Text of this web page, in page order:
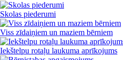
Skolas piederumi
Viss zīdaiņiem un maziem bērniem
Iekštelpu rotaļu laukuma aprīkojums